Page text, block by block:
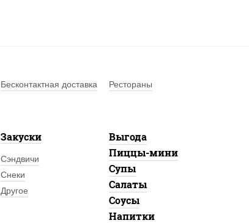
Бесконтактная доставка
Рестораны
Закуски
Сэндвичи
Снеки
Другое
Выгода
Пиццы-мини
Супы
Салаты
Соусы
Напитки